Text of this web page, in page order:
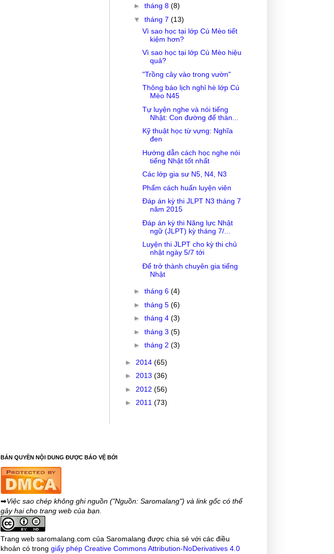
► tháng 8 (8)
▼ tháng 7 (13)
Vì sao học tại lớp Cú Mèo tiết
kiệm hơn?
Vì sao học tại lớp Cú Mèo hiệu
quả?
"Trồng cây vào trong vườn"
Thông báo lịch nghỉ hè lớp Cú
Mèo N45
Tự luyện nghe và nói tiếng
Nhật: Con đường để thàn...
Kỹ thuật học từ vựng: Nghĩa
đen
Hướng dẫn cách học nghe nói
tiếng Nhật tốt nhất
Các lớp gia sư N5, N4, N3
Phẩm cách huấn luyện viên
Đáp án kỳ thi JLPT N3 tháng 7
năm 2015
Đáp án kỳ thi Năng lực Nhật
ngữ (JLPT) kỳ tháng 7/...
Luyện thi JLPT cho kỳ thi chủ
nhật ngày 5/7 tới
Để trở thành chuyên gia tiếng
Nhật
► tháng 6 (4)
► tháng 5 (6)
► tháng 4 (3)
► tháng 3 (5)
► tháng 2 (3)
► 2014 (65)
► 2013 (36)
► 2012 (56)
► 2011 (73)
BẢN QUYỀN NỘI DUNG ĐƯỢC BẢO VỆ BỞI
➡Việc sao chép không ghi nguồn ("Nguồn: Saromalang") và link gốc có thể
gây hại cho trang web của bạn.
Trang web saromalang.com của Saromalang được chia sẻ với các điều
khoản có trong giấy phép Creative Commons Attribution-NoDerivatives 4.0